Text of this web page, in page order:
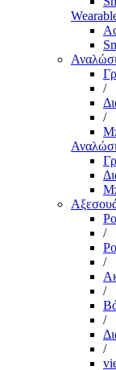
/
/
/
/
/
/
/